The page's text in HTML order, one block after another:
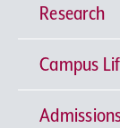
学部
神学部
文学部
興味か
上智大
Research
研究所
キリ
Sophia
Campus
学期区